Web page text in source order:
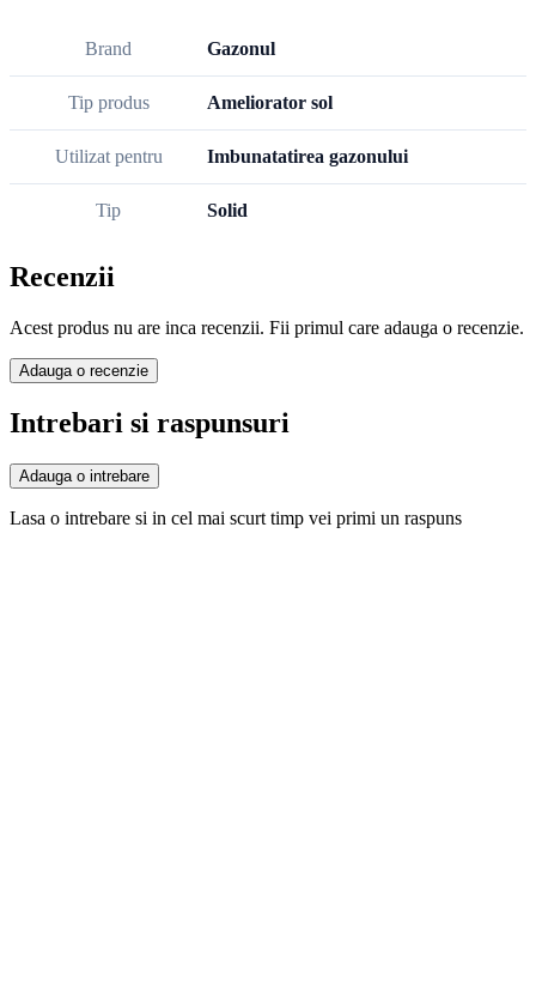
Brand Gazonul
Tip produs Ameliorator sol
Utilizat pentru Imbunatatirea gazonului
Tip Solid
Recenzii
Acest produs nu are inca recenzii. Fii primul care adauga o recenzie.
Adauga o recenzie
Intrebari si raspunsuri
Adauga o intrebare
Lasa o intrebare si in cel mai scurt timp vei primi un raspuns